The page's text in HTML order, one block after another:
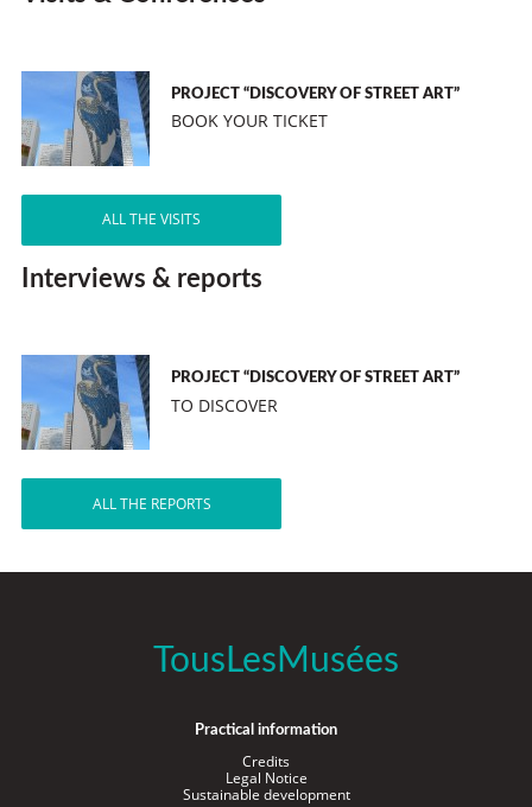
PROJECT “DISCOVERY OF STREET ART”
BOOK YOUR TICKET
ALL THE VISITS
Interviews & reports
PROJECT “DISCOVERY OF STREET ART”
TO DISCOVER
ALL THE REPORTS
TousLesMusées
Practical information
Credits
Legal Notice
Sustainable development